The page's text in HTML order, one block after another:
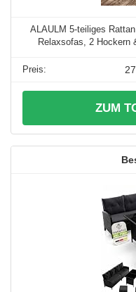
ALAULM 5-teiliges
Relaxsofas, 2 Hockern
ZUM